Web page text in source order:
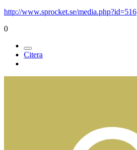
http://www.sprocket.se/media.php?id=516
0
Citera